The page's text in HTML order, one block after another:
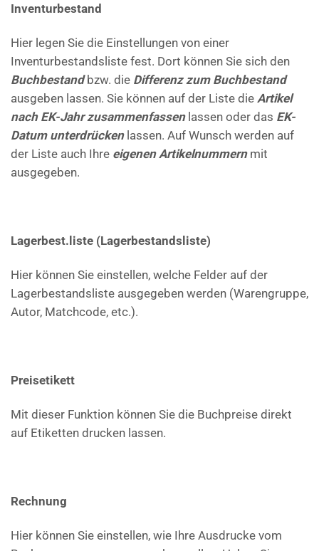
Inventurbestand
Hier legen Sie die Einstellungen von einer
Inventurbestandsliste fest. Dort können Sie sich den
Buchbestandbzw. die Differenz zum Buchbestand
ausgeben lassen. Sie können auf der Liste die Artikel
nach EK-Jahr zusammenfassenlassen oder das EK-
Datum unterdrückenlassen. Auf Wunsch werden auf
der Liste auch Ihre eigenen Artikelnummernmit
ausgegeben.
Lagerbest.liste (Lagerbestandsliste)
Hier können Sie einstellen, welche Felder auf der
Lagerbestandsliste ausgegeben werden (Warengruppe,
Autor, Matchcode, etc.).
Preisetikett
Mit dieser Funktion können Sie die Buchpreise direkt
auf Etiketten drucken lassen.
Rechnung
Hier können Sie einstellen, wie Ihre Ausdrucke vom